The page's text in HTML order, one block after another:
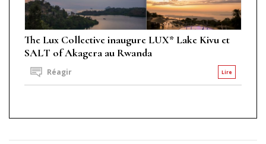
The Lux Collective inaugure LUX* Lake Kivu et
SALT of Akagera au Rwanda
Lire
Réagir